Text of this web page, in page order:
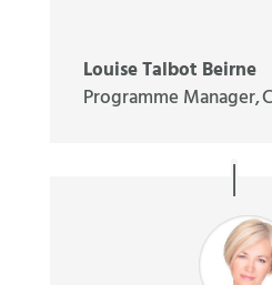
Louise Talbot Beirne
Programme Manager,